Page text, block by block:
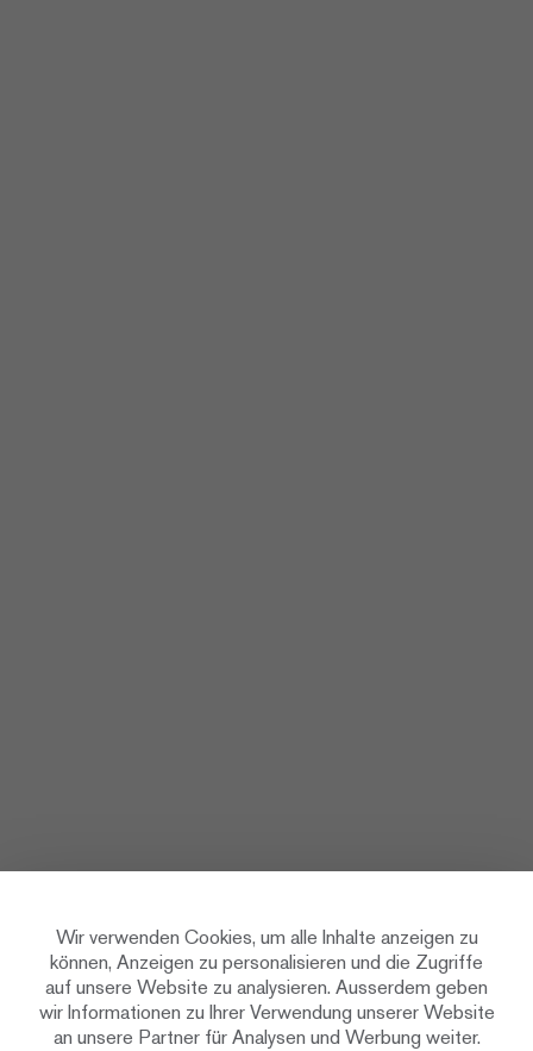
Wir verwenden Cookies, um alle Inhalte anzeigen zu
können, Anzeigen zu personalisieren und die Zugriffe
auf unsere Website zu analysieren. Ausserdem geben
wir Informationen zu Ihrer Verwendung unserer Website
an unsere Partner für Analysen und Werbung weiter.